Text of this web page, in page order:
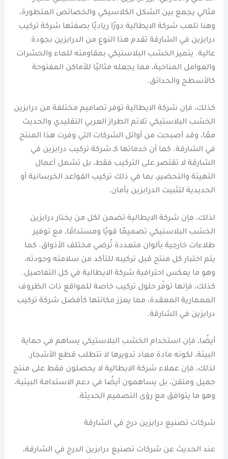
مثالي يجمع بين الشكل الكلاسيكي والخصائص المتطورة،
وهنا تلعب شركة الايطالية دورًا رياديًا بصفتها شركة تركيب
درابزين في الشارقة تقدم هذا النوع من الدرابزين بجودة
عالية. يتميز الخشب البلاستيكي بمقاومته للماء والحشرات
والعوامل المناخية، مما يجعله مثاليًا للأماكن المفتوحة
كالأسطح والحدائق.
كذلك، فإن شركة الايطالية توفر تصاميم مختلفة من درابزين
الخشب البلاستيكي تلائم الطراز العربي التقليدي والحديث
معًا، وقد أصبحت من أوائل الشركات التي وفرت هذا المنتج
في الشارقة. كما أن خدماتها كـ شركة تركيب درابزين في
الشارقة لا تقتصر على التركيب فقط، بل تشمل أعمال
التهيئة والتحضير، بما في ذلك تركيب القواعد الخرسانية أو
الحديدية لتثبيت الدرابزين بأمان.
لذلك، فإن شركة الايطالية تضمن لكل من يختار درابزين
الخشب البلاستيكي تصميمًا قويًا ومستدامًا، مع توفير
طلاءات خارجية بألوان متعددة تُرضي مختلف الأذواق. كما
يتم اختبار كل منتج قبل تركيبه للتأكد من سلامته وجودته،
وهو ما يعكس احترافية شركة الايطالية في كل التفاصيل.
كذلك، فإنها توفّر حلول تركيب خاصة للمواقع ذات الظروف
المعمارية المعقدة، مما يعزز مكانتها كأفضل شركة تركيب
درابزين في الشارقة.
أيضًا، فإن استخدام الخشب البلاستيكي يساهم في حماية
البيئة، لكونه مادة معاد تدويرها لا تتطلب قطع الأشجار.
لذلك، فإن عملاء شركة الايطالية لا يحصلون فقط على منتج
جميل ومتقن، بل يساهمون أيضًا في دعم الاستدامة البيئية،
وهو ما يتوافق مع رؤى التصميم الحديثة.
شركات تصنيع درابزين درج في الشارقة
عند الحديث عن شركات تصنيع درابزين الدرج في الشارقة،